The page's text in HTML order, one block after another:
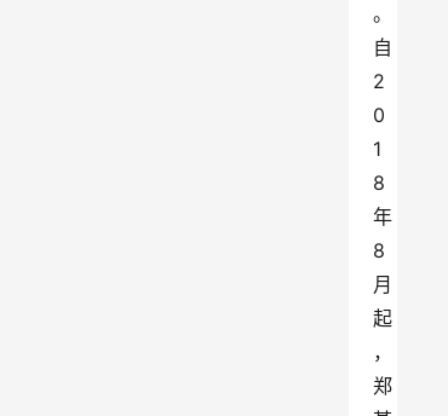
。
自
2
0
1
8
年
8
月
起
，
郑